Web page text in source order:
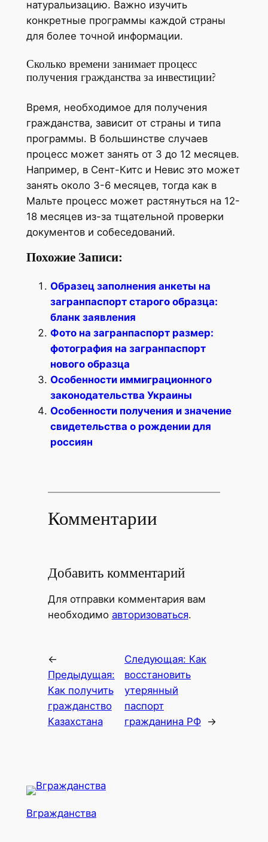
натуральизацию. Важно изучить
конкретные программы каждой страны
для более точной информации.
Сколько времени занимает процесс
получения гражданства за инвестиции?
Время, необходимое для получения
гражданства, зависит от страны и типа
программы. В большинстве случаев
процесс может занять от 3 до 12 месяцев.
Например, в Сент-Китс и Невис это может
занять около 3-6 месяцев, тогда как в
Мальте процесс может растянуться на 12-
18 месяцев из-за тщательной проверки
документов и собеседований.
Похожие Записи:
Образец заполнения анкеты на
загранпаспорт старого образца:
бланк заявления
Фото на загранпаспорт размер:
фотография на загранпаспорт
нового образца
Особенности иммиграционного
законодательства Украины
Особенности получения и значение
свидетельства о рождении для
россиян
Комментарии
Добавить комментарий
Для отправки комментария вам
необходимо авторизоваться.
←
Предыдущая:
Как получить
гражданство
Казахстана
Следующая: Как
восстановить
утерянный
паспорт
гражданина РФ
→
Вгражданства